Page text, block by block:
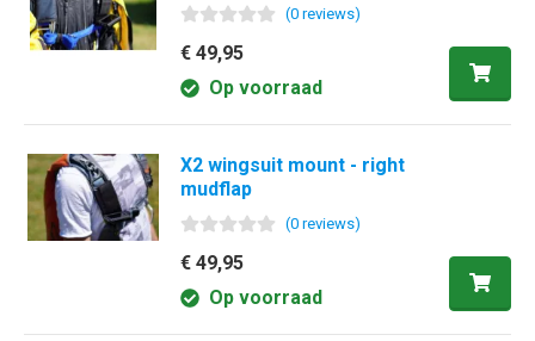
(0reviews)
€ 49,95
Op voorraad
X2 wingsuit mount - right
mudflap
(0reviews)
€ 49,95
Op voorraad